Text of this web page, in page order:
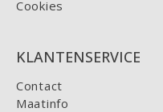
Cookies
KLANTENSERVICE
Contact
Maatinfo